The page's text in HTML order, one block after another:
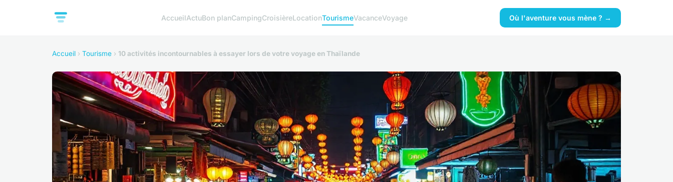
AccueilActuBon planCampingCroisièreLocationTourismeVacanceVoyage Où l'aventure vous mène ? →
Accueil › Tourisme › 10 activités incontournables à essayer lors de votre voyage en Thaïlande